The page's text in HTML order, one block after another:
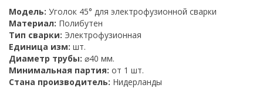
Модель: Уголок 45° для электрофузионной сварки
Материал: Полибутен
Тип сварки: Электрофузионная
Единица изм: шт.
Диаметр трубы: ⌀40 мм.
Минимальная партия: от 1 шт.
Стана производитель: Нидерланды